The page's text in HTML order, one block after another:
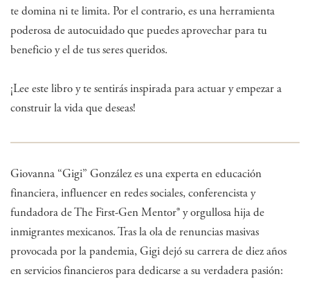
te domina ni te limita. Por el contrario, es una herramienta
poderosa de autocuidado que puedes aprovechar para tu
beneficio y el de tus seres queridos.
¡Lee este libro y te sentirás inspirada para actuar y empezar a
construir la vida que deseas!
Giovanna “Gigi” González es una experta en educación
financiera, influencer en redes sociales, conferencista y
fundadora de The First-Gen Mentor® y orgullosa hija de
inmigrantes mexicanos. Tras la ola de renuncias masivas
provocada por la pandemia, Gigi dejó su carrera de diez años
en servicios financieros para dedicarse a su verdadera pasión: